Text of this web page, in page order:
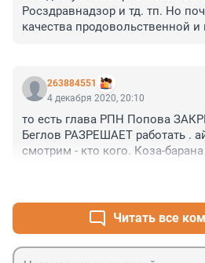
Росздравнадзор и тд. тп. Но
качества продовольственной
263884551
4 декабря 2020, 20:10
то есть глава РПН Попова
Беглов РАЗРЕШАЕТ работать .
смотрим - кто кого. Коза-
Читать все